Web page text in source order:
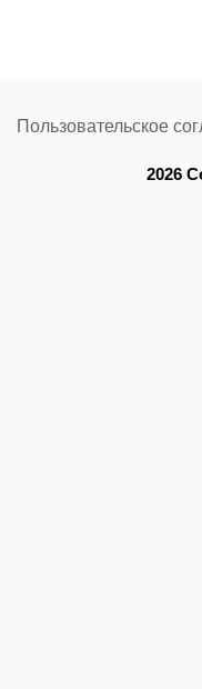
Пользовательское
2026